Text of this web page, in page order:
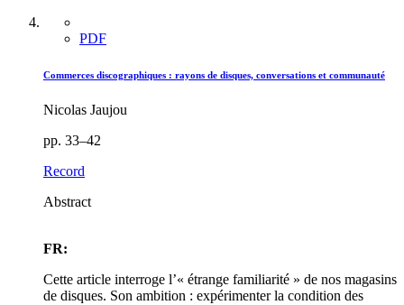
PDF
Commerces discographiques : rayons de disques, conversations et communauté
Nicolas Jaujou
pp. 33–42
Record
Abstract
FR:
Cette article interroge l’« étrange familiarité » de nos magasins
de disques. Son ambition : expérimenter la condition des